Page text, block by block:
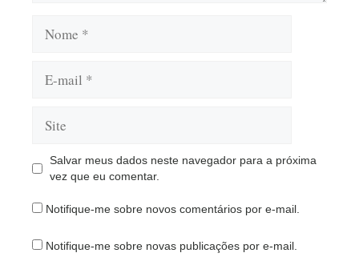
mail
Salvar meus dados neste navegador para a próxima
vez que eu comentar.
Notifique-me sobre novos comentários por e-mail.
Notifique-me sobre novas publicações por e-mail.